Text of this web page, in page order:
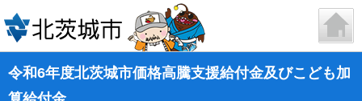
令和6年度北茨城市価格高騰支援給付金及びこども加